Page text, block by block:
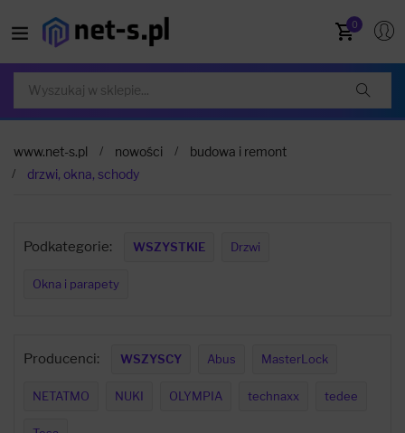
0
www.net-s.pl nowości
budowa i remont
drzwi, okna, schody
Podkategorie: WSZYSTKIE Drzwi
Okna i parapety
Producenci: WSZYSCY Abus MasterLock
NETATMO NUKI OLYMPIA technaxx tedee